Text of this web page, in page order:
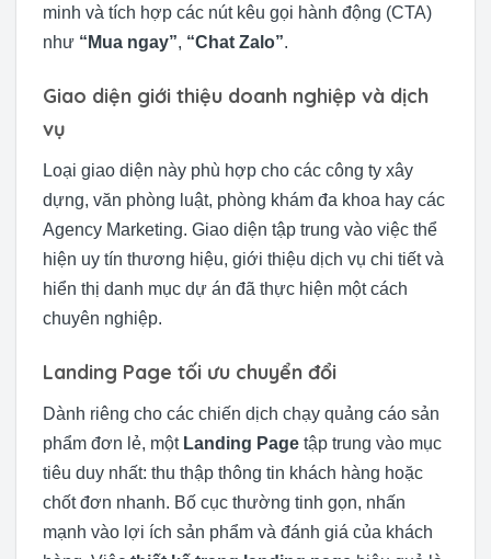
minh và tích hợp các nút kêu gọi hành động (CTA)
như “Mua ngay”, “Chat Zalo”.
Giao diện giới thiệu doanh nghiệp và dịch
vụ
Loại giao diện này phù hợp cho các công ty xây
dựng, văn phòng luật, phòng khám đa khoa hay các
Agency Marketing. Giao diện tập trung vào việc thể
hiện uy tín thương hiệu, giới thiệu dịch vụ chi tiết và
hiển thị danh mục dự án đã thực hiện một cách
chuyên nghiệp.
Landing Page tối ưu chuyển đổi
Dành riêng cho các chiến dịch chạy quảng cáo sản
phẩm đơn lẻ, một Landing Page tập trung vào mục
tiêu duy nhất: thu thập thông tin khách hàng hoặc
chốt đơn nhanh. Bố cục thường tinh gọn, nhấn
mạnh vào lợi ích sản phẩm và đánh giá của khách